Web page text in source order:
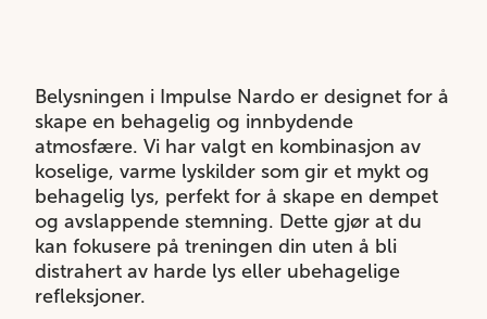
Belysningen i Impulse Nardo er designet for å
skape en behagelig og innbydende
atmosfære. Vi har valgt en kombinasjon av
koselige, varme lyskilder som gir et mykt og
behagelig lys, perfekt for å skape en dempet
og avslappende stemning. Dette gjør at du
kan fokusere på treningen din uten å bli
distrahert av harde lys eller ubehagelige
refleksjoner.